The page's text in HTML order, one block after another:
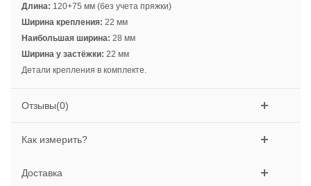
Длина: 120+75 мм (без учета пряжки)
Ширина крепления: 22 мм
Наибольшая ширина: 28 мм
Ширина у застёжки: 22 мм
Детали крепления в комплекте.
Отзывы(0)
Как измерить?
Доставка